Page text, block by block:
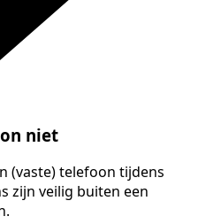
niet
(vaste) telefoon tijdens
zijn veilig buiten een